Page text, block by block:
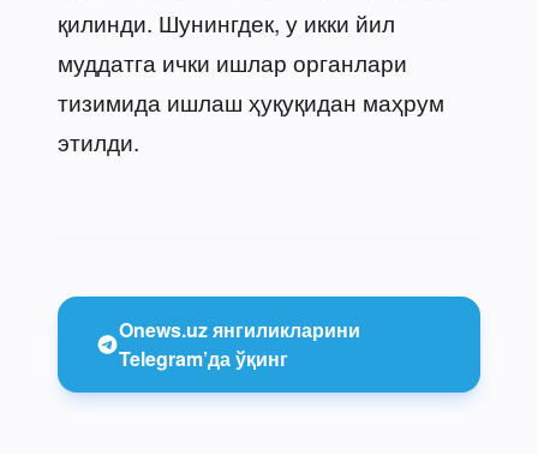
қилинди. Шунингдек, у икки йил
муддатга ички ишлар органлари
тизимида ишлаш ҳуқуқидан маҳрум
этилди.
Onews.uz янгиликларини
Telegram’да ўқинг